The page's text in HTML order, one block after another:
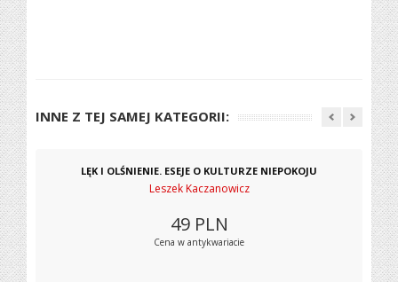
INNE Z TEJ SAMEJ KATEGORII:
LĘK I OLŚNIENIE. ESEJE O KULTURZE NIEPOKOJU
Leszek Kaczanowicz
49 PLN
Cena w antykwariacie